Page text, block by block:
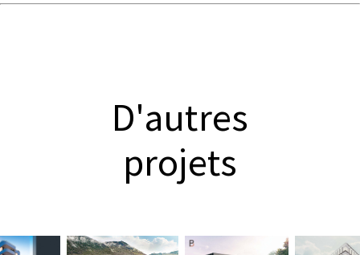
D'autres
projets